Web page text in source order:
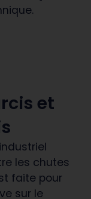
et
les chutes
faite pour
sur le